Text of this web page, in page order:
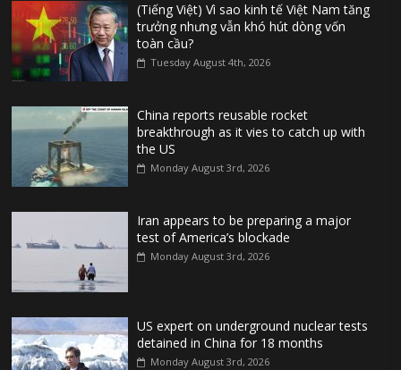
(Tiếng Việt) Vì sao kinh tế Việt Nam tăng
trưởng nhưng vẫn khó hút dòng vốn
toàn cầu?
Tuesday August 4th, 2026
China reports reusable rocket
breakthrough as it vies to catch up with
the US
Monday August 3rd, 2026
Iran appears to be preparing a major
test of America’s blockade
Monday August 3rd, 2026
US expert on underground nuclear tests
detained in China for 18 months
Monday August 3rd, 2026